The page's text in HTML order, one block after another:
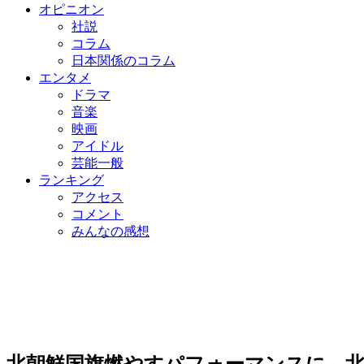
オピニオン
社説
コラム
日本関係のコラム
エンタメ
ドラマ
音楽
映画
アイドル
芸能一般
ランキング
アクセス
コメント
みんなの感想